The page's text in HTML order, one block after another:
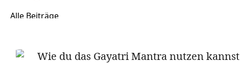
Alle Beiträge
Wie du das Gayatri Mantra nutzen kannst